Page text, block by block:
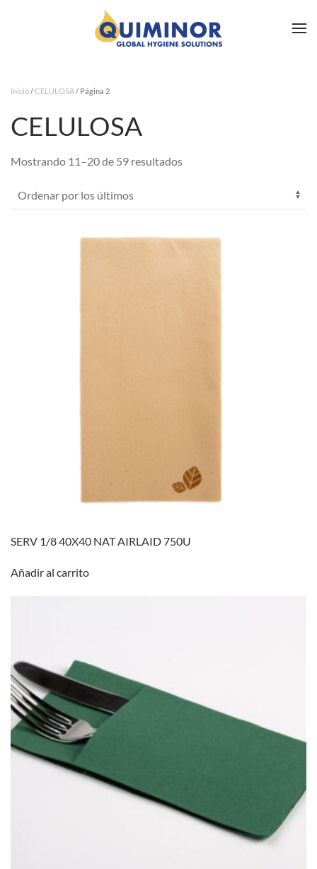
Ir al contenido principal
Inicio/CELULOSA/ Página 2
CELULOSA
Mostrando 11–20 de 59 resultadosOrdenado
SERV 1/8 40X40 NAT AIRLAID 750U
Añadir al carrito